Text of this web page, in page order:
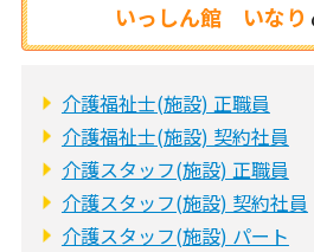
いっしん館 いなり
介護福祉士(施設) 正職員
介護福祉士(施設) 契約社員
介護スタッフ(施設) 正職員
介護スタッフ(施設) 契約社員
介護スタッフ(施設) パート